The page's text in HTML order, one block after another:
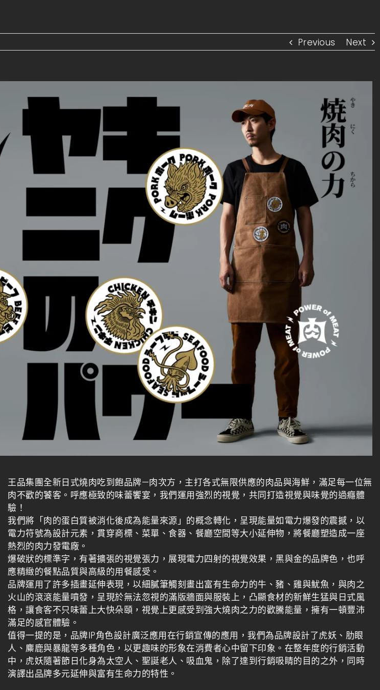
Previous Next
王品集團全新日式燒肉吃到飽品牌—肉次方，主打各式無限供應的肉品與海鮮，滿足每一位無
肉不歡的饕客。呼應極致的味蕾饗宴，我們運用強烈的視覺，共同打造視覺與味覺的過癮體
驗！
我們將「肉的蛋白質被消化後成為能量來源」的概念轉化，呈現能量如電力爆發的震撼，以
電力符號為設計元素，貫穿商標、菜單、食器、餐廳空間等大小延伸物，將餐廳塑造成一座
熱烈的肉力發電廠。
爆破狀的標準字，有著擴張的視覺張力，展現電力四射的視覺效果，黑與金的品牌色，也呼
應精緻的餐點品質與高級的用餐感受。
品牌運用了許多插畫延伸表現，以細膩筆觸刻畫出富有生命力的牛、豬、雞與魷魚，與肉之
火山的滾滾能量噴發，呈現於無法忽視的滿版牆面與服裝上，凸顯食材的新鮮生猛與日式風
格，讓食客不只味蕾上大快朵頤，視覺上更感受到強大燒肉之力的歡騰能量，擁有一頓豐沛
滿足的感官體驗。
值得一提的是，品牌IP角色設計廣泛應用在行銷宣傳的應用，我們為品牌設計了虎妖、肋眼
人、麋鹿與暴龍等多種角色，以更趣味的形象在消費者心中留下印象。在整年度的行銷活動
中，虎妖隨著節日化身為太空人、聖誕老人、吸血鬼，除了達到行銷吸睛的目的之外，同時
演譯出品牌多元延伸與富有生命力的特性。